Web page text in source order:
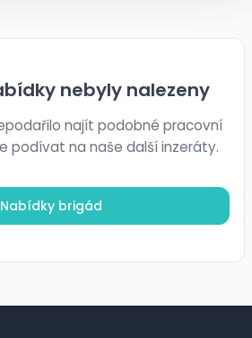
nebyly nalezeny
najít podobné pracovní
podívat na naše další inzeráty.
Nabídky brigád